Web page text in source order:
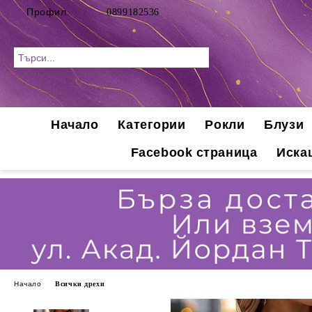
Профил 0899182536
Начало Категории Рокли
Блузи
Facebook страница
Начало Всички дрехи